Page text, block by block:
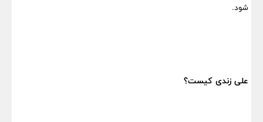
شود.
علی زندی کیست؟